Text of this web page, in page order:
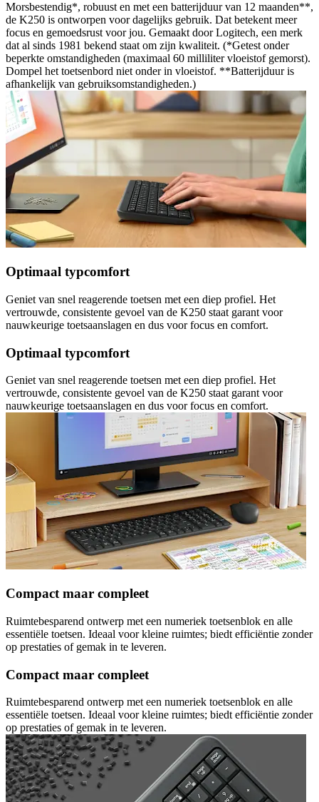
Morsbestendig*, robuust en met een batterijduur van 12 maanden**,
de K250 is ontworpen voor dagelijks gebruik. Dat betekent meer
focus en gemoedsrust voor jou. Gemaakt door Logitech, een merk
dat al sinds 1981 bekend staat om zijn kwaliteit. (*Getest onder
beperkte omstandigheden (maximaal 60 milliliter vloeistof gemorst).
Dompel het toetsenbord niet onder in vloeistof. **Batterijduur is
afhankelijk van gebruiksomstandigheden.)
Optimaal typcomfort
Geniet van snel reagerende toetsen met een diep profiel. Het
vertrouwde, consistente gevoel van de K250 staat garant voor
nauwkeurige toetsaanslagen en dus voor focus en comfort.
Optimaal typcomfort
Geniet van snel reagerende toetsen met een diep profiel. Het
vertrouwde, consistente gevoel van de K250 staat garant voor
nauwkeurige toetsaanslagen en dus voor focus en comfort.
Compact maar compleet
Ruimtebesparend ontwerp met een numeriek toetsenblok en alle
essentiële toetsen. Ideaal voor kleine ruimtes; biedt efficiëntie zonder
op prestaties of gemak in te leveren.
Compact maar compleet
Ruimtebesparend ontwerp met een numeriek toetsenblok en alle
essentiële toetsen. Ideaal voor kleine ruimtes; biedt efficiëntie zonder
op prestaties of gemak in te leveren.